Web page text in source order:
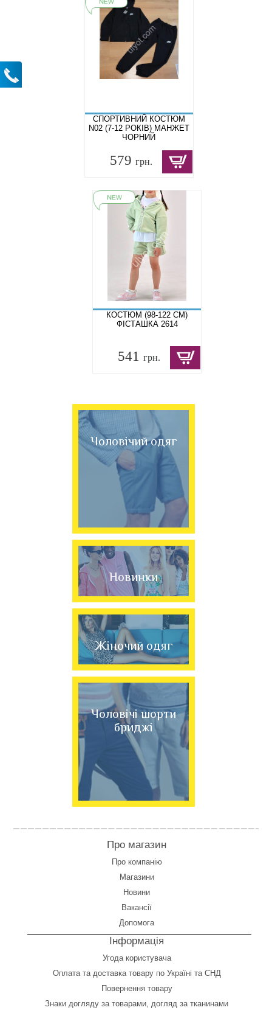
СПОРТИВНИЙ КОСТЮМ
N02 (7-12 РОКІВ) МАНЖЕТ
ЧОРНИЙ
579 грн.
КОСТЮМ (98-122 СМ)
ФІСТАШКА 2614
541 грн.
Чоловічий одяг
Новинки
Жіночий одяг
Чоловічі шорти
бриджі
Про магазин
Про компанію
Магазини
Новини
Вакансії
Допомога
Інформація
Угода користувача
Оплата та доставка товару по Україні та СНД
Повернення товару
Знаки догляду за товарами, догляд за тканинами